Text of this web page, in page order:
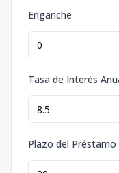
Enganche
Tasa de Interés
Plazo del Préstamo